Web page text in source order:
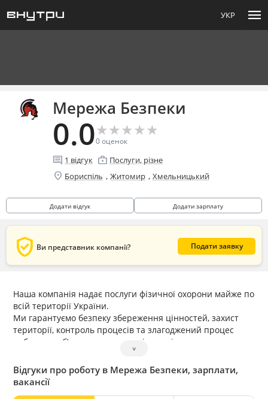
УКР menu
Мережа Безпеки
0.0★
★★
★★
★★
★★
★
0оценок
comment 1 відгук enterprise Послуги, різне
location_on Бориспіль , Житомир , Хмельницький
Додати відгук Додати зарплату
verified_user Ви представник компанії? Подати заявку
Наша компанія надає послуги фізичної охорони майже по
всій території України.
Ми гарантуємо безпеку збереження цінностей, захист
території, контроль процесів та злагоджений процес
роботи на об’єктах що передані нам під охорону.
˅
Відгуки про роботу в Мережа Безпеки, зарплати,
вакансії